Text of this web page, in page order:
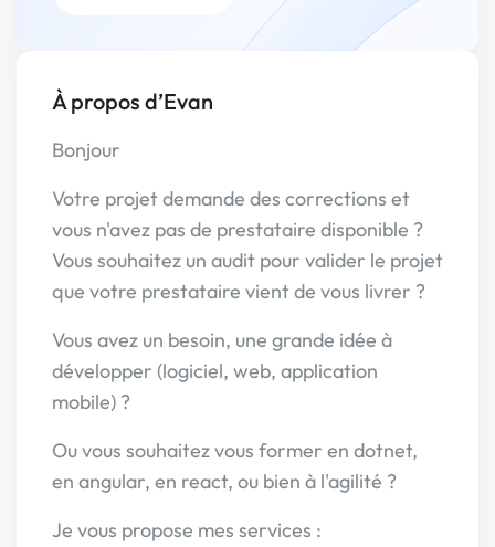
À propos d’Evan
Bonjour
Votre projet demande des corrections et
vous n'avez pas de prestataire disponible ?
Vous souhaitez un audit pour valider le projet
que votre prestataire vient de vous livrer ?
Vous avez un besoin, une grande idée à
développer (logiciel, web, application
mobile) ?
Ou vous souhaitez vous former en dotnet,
en angular, en react, ou bien à l'agilité ?
Je vous propose mes services :